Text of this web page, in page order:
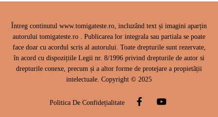
Politica De Confidețialitate
Întreg continutul www.tomigateste.ro, incluzând text și imagini aparțin
autorului tomigateste.ro . Publicarea lor integrala sau partiala se poate
face doar cu acordul scris al autorului. Toate drepturile sunt rezervate,
în acord cu dispozițiile Legii nr. 8/1996 privind drepturile de autor si
drepturile conexe, precum și a altor forme de protejare a propietății
intelectuale. Copyright © 2025